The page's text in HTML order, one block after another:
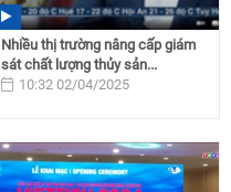
Nhiều thị trường nâng cấp giám
sát chất lượng thủy sản...
10:32 02/04/2025